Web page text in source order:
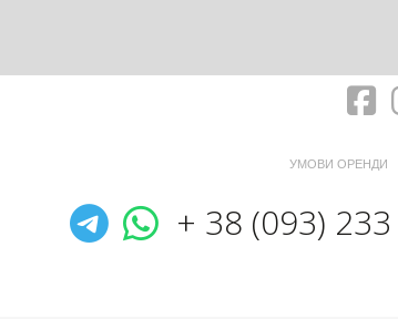
УМОВИ ОРЕНДИ
+ 38 (093)
Telegram